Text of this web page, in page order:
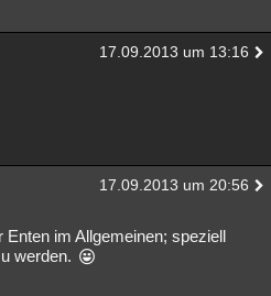
17.09.2013 um 13:16
17.09.2013 um 20:56
Enten im Allgemeinen; speziell
werden.